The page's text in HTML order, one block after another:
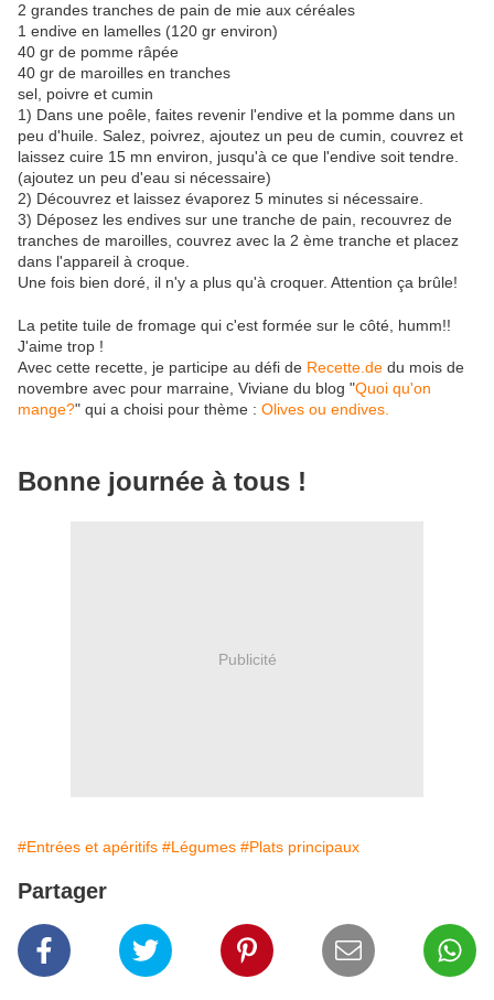
2 grandes tranches de pain de mie aux céréales
1 endive en lamelles (120 gr environ)
40 gr de pomme râpée
40 gr de maroilles en tranches
sel, poivre et cumin
1) Dans une poêle, faites revenir l'endive et la pomme dans un
peu d'huile. Salez, poivrez, ajoutez un peu de cumin, couvrez et
laissez cuire 15 mn environ, jusqu'à ce que l'endive soit tendre.
(ajoutez un peu d'eau si nécessaire)
2) Découvrez et laissez évaporez 5 minutes si nécessaire.
3) Déposez les endives sur une tranche de pain, recouvrez de
tranches de maroilles, couvrez avec la 2 ème tranche et placez
dans l'appareil à croque.
Une fois bien doré, il n'y a plus qu'à croquer. Attention ça brûle!
La petite tuile de fromage qui c'est formée sur le côté, humm!!
J'aime trop !
Avec cette recette, je participe au défi de Recette.de du mois de
novembre avec pour marraine, Viviane du blog "Quoi qu'on
mange?" qui a choisi pour thème : Olives ou endives.
Bonne journée à tous !
Publicité
#Entrées et apéritifs #Légumes #Plats principaux
Partager